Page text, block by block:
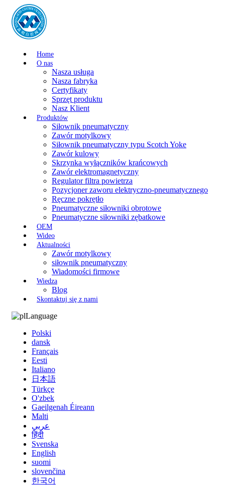
Home
O nas
Nasza usługa
Nasza fabryka
Certyfikaty
Sprzęt produktu
Nasz Klient
Produktów
Siłownik pneumatyczny
Zawór motylkowy
Siłownik pneumatyczny typu Scotch Yoke
Zawór kulowy
Skrzynka wyłączników krańcowych
Zawór elektromagnetyczny
Regulator filtra powietrza
Pozycjoner zaworu elektryczno-pneumatycznego
Ręczne pokrętło
Pneumatyczne siłowniki obrotowe
Pneumatyczne siłowniki zębatkowe
OEM
Wideo
Aktualności
Zawór motylkowy
siłownik pneumatyczny
Wiadomości firmowe
Wiedza
Blog
Skontaktuj się z nami
Language
Polski
dansk
Français
Eesti
Italiano
日本語
Türkçe
O'zbek
Gaeilgenah Éireann
Malti
عربي
हिंदी
Svenska
English
suomi
slovenčina
한국어